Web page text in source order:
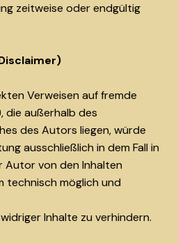
zeitweise oder endgültig
Verweisen auf fremde
die außerhalb des
des Autors liegen, würde
ausschließlich in dem Fall in
Autor von den Inhalten
technisch möglich und
Inhalte zu verhindern.